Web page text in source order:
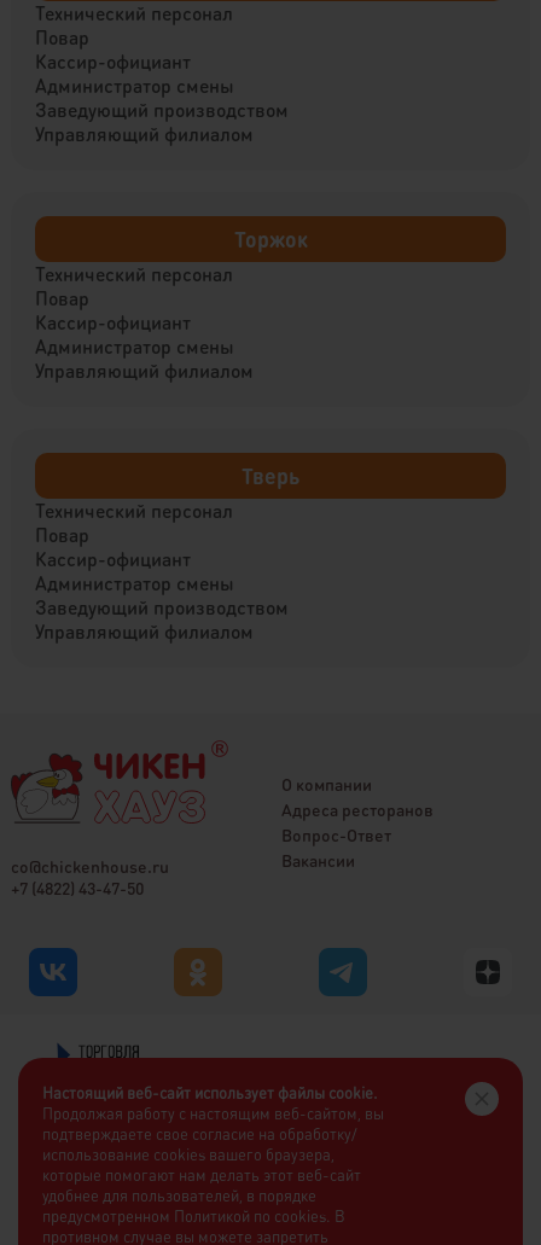
Технический персонал
Повар
Кассир-официант
Администратор смены
Заведующий производством
Управляющий филиалом
Торжок
Технический персонал
Повар
Кассир-официант
Администратор смены
Управляющий филиалом
Тверь
Технический персонал
Повар
Кассир-официант
Администратор смены
Заведующий производством
Управляющий филиалом
co@chickenhouse.ru
+7 (4822) 43-47-50
О компании
Адреса ресторанов
Вопрос-Ответ
Вакансии
Настоящий веб-сайт использует файлы cookie.
Продолжая работу с настоящим веб-сайтом, вы
подтверждаете свое согласие на обработку/
использование cookies вашего браузера,
которые помогают нам делать этот веб-сайт
удобнее для пользователей, в порядке
предусмотренном Политикой по cookies. В
противном случае вы можете запретить